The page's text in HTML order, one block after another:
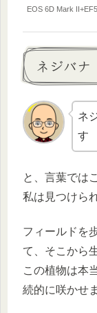
EOS 6D Mark II+
ネジバナ
ネ
す
と、言葉では
私は見つけら
フィールドを
て、そこから
この植物は本
続的に咲かせ